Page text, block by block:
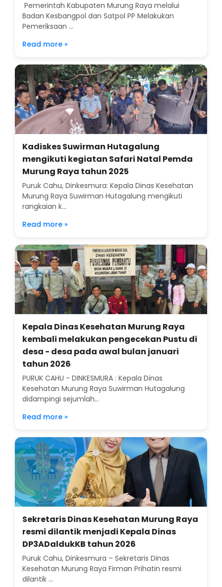
Pemerintah Kabupaten Murung Raya melalui
Badan Kesbangpol dan Satpol PP Melakukan
Pemeriksaan ...
Read more »
Kadiskes Suwirman Hutagalung
mengikuti kegiatan Safari Natal Pemda
Murung Raya tahun 2025
Puruk Cahu, Dinkesmura: Kepala Dinas Kesehatan
Murung Raya Suwirman Hutagalung mengikuti
rangkaian k...
Read more »
Kepala Dinas Kesehatan Murung Raya
kembali melakukan pengecekan Pustu di
desa - desa pada awal bulan januari
tahun 2026
PURUK CAHU - DINKESMURA : Kepala Dinas
Kesehatan Murung Raya Suwirman Hutagalung
didampingi sejumlah...
Read more »
Sekretaris Dinas Kesehatan Murung Raya
resmi dilantik menjadi Kepala Dinas
DP3ADaldukKB tahun 2026
Puruk Cahu, Dinkesmura – Sekretaris Dinas
Kesehatan Murung Raya Firman Prihatin resmi
dilantik ...